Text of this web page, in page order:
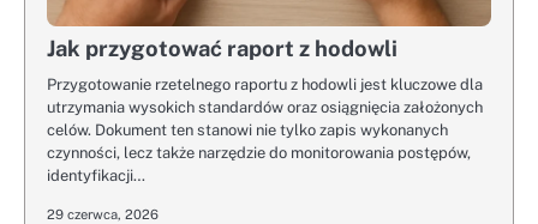
Jak przygotować raport z hodowli
Przygotowanie rzetelnego raportu z hodowli jest kluczowe dla
utrzymania wysokich standardów oraz osiągnięcia założonych
celów. Dokument ten stanowi nie tylko zapis wykonanych
czynności, lecz także narzędzie do monitorowania postępów,
identyfikacji…
29 czerwca, 2026